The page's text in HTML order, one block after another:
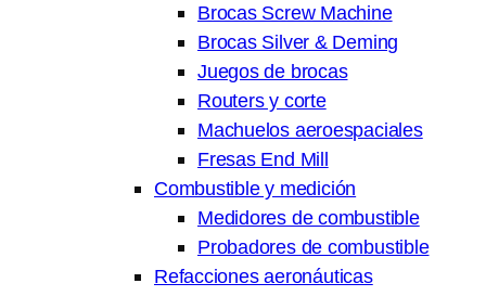
Brocas Screw Machine
Brocas Silver & Deming
Juegos de brocas
Routers y corte
Machuelos aeroespaciales
Fresas End Mill
Combustible y medición
Medidores de combustible
Probadores de combustible
Refacciones aeronáuticas